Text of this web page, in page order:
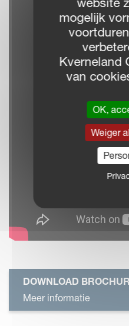
DOWNLOAD
Meer informatie
mogelijk
Kverneland
van
OK,
Weiger